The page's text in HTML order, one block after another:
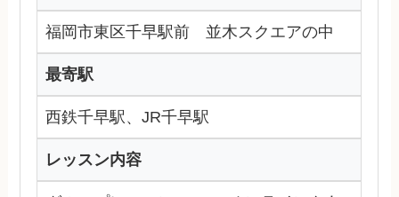
福岡市東区千早駅前 並木スクエアの中
最寄駅
西鉄千早駅、JR千早駅
レッスン内容